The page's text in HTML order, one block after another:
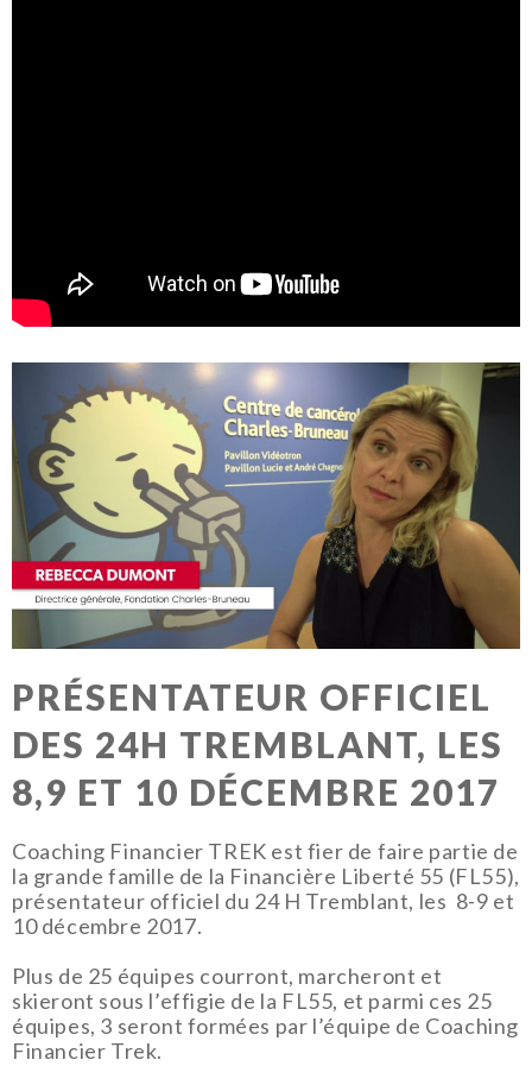
PRÉSENTATEUR OFFICIEL
DES 24H TREMBLANT, LES
8,9 ET 10 DÉCEMBRE 2017
Coaching Financier TREK est fier de faire partie de
la grande famille de la Financière Liberté 55 (FL55),
présentateur officiel du 24 H Tremblant, les 8-9 et
10 décembre 2017.
Plus de 25 équipes courront, marcheront et
skieront sous l’effigie de la FL55, et parmi ces 25
équipes, 3 seront formées par l’équipe de Coaching
Financier Trek.